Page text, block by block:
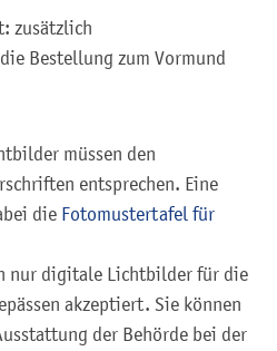
zusätzlich
Bestellung zum Vormund
müssen den
entsprechen. Eine
die Fotomustertafel für
nur digitale Lichtbilder für die
akzeptiert. Sie können
der Behörde bei der